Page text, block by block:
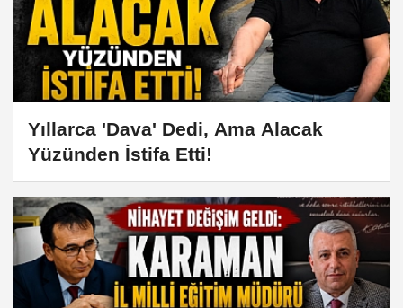
Yıllarca 'Dava' Dedi, Ama Alacak
Yüzünden İstifa Etti!